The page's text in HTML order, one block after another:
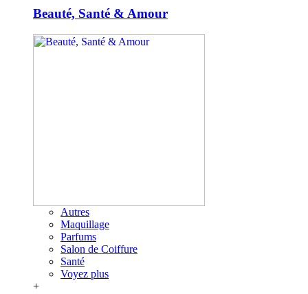
Beauté, Santé & Amour
Autres
Maquillage
Parfums
Salon de Coiffure
Santé
Voyez plus
+